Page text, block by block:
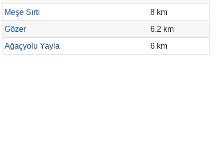
Meşe Sırtı
8 km
Gözer
6.2 km
Ağaçyolu Yayla
6 km